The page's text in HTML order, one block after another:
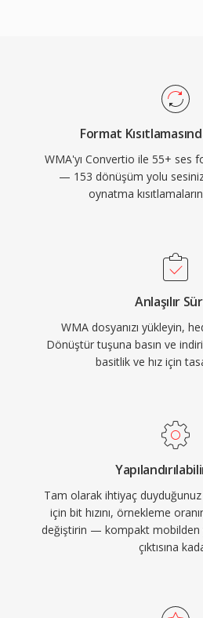
Format
WMA'yı Convertio ile 55+ ses
— 153 dönüşüm yolu
oynatma
Anlaşılır
WMA dosyanızı yükleyin,
Dönüştür tuşuna basın ve
basitlik ve hız için
Tam olarak ihtiyaç
için bit hızını, örnekleme
değiştirin — kompakt mobilden
çıktısına